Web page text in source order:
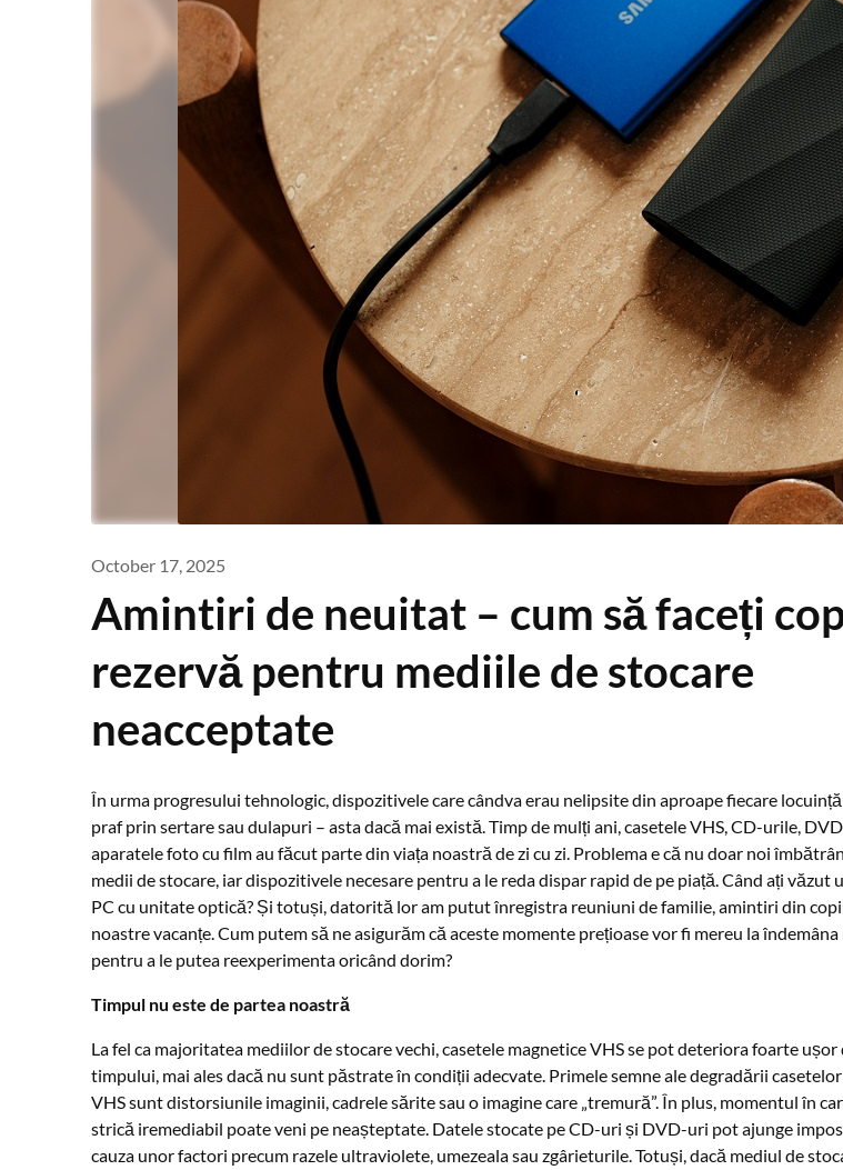
October 17, 2025
Amintiri de neuitat – cum să faceți
rezervă pentru mediile de stocare
neacceptate
În urma progresului tehnologic, dispozitivele care cândva erau nelipsite din aproape fiecare
praf prin sertare sau dulapuri – asta dacă mai există. Timp de mulți ani, casetele VHS, CD-urile,
aparatele foto cu film au făcut parte din viața noastră de zi cu zi. Problema e că nu doar noi
medii de stocare, iar dispozitivele necesare pentru a le reda dispar rapid de pe piață. Când ați văzut
PC cu unitate optică? Și totuși, datorită lor am putut înregistra reuniuni de familie, amintiri din
noastre vacanțe. Cum putem să ne asigurăm că aceste momente prețioase vor fi mereu la
pentru a le putea reexperimenta oricând dorim?
Timpul nu este de partea noastră
La fel ca majoritatea mediilor de stocare vechi, casetele magnetice VHS se pot deteriora foarte ușor
timpului, mai ales dacă nu sunt păstrate în condiții adecvate. Primele semne ale degradării
VHS sunt distorsiunile imaginii, cadrele sărite sau o imagine care „tremură”. În plus, momentul în
strică iremediabil poate veni pe neașteptate. Datele stocate pe CD-uri și DVD-uri pot ajunge
cauza unor factori precum razele ultraviolete, umezeala sau zgârieturile. Totuși, dacă mediul de